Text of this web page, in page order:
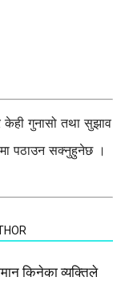
केही गुनासो तथा सुझाव
मा पठाउन सक्नुहुनेछ ।
किनेका व्यक्तिले